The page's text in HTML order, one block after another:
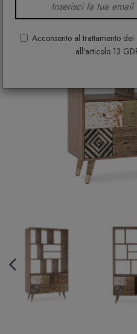
Acconsento al trattamento
all'articolo 13